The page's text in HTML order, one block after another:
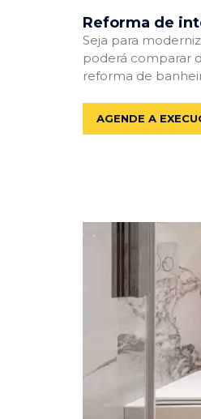
Reforma de
Seja para
poderá comparar
reforma de
AGENDE A